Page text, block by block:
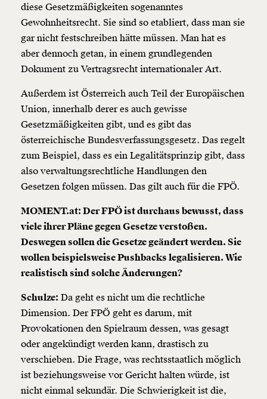
diese Gesetzmäßigkeiten sogenanntes
Gewohnheitsrecht. Sie sind so etabliert, dass man sie
gar nicht festschreiben hätte müssen. Man hat es
aber dennoch getan, in einem grundlegenden
Dokument zu Vertragsrecht internationaler Art.
Außerdem ist Österreich auch Teil der Europäischen
Union, innerhalb derer es auch gewisse
Gesetzmäßigkeiten gibt, und es gibt das
österreichische Bundesverfassungsgesetz. Das regelt
zum Beispiel, dass es ein Legalitätsprinzip gibt, dass
also verwaltungsrechtliche Handlungen den
Gesetzen folgen müssen. Das gilt auch für die FPÖ.
MOMENT.at: Der FPÖ ist durchaus bewusst, dass
viele ihrer Pläne gegen Gesetze verstoßen.
Deswegen sollen die Gesetze geändert werden. Sie
wollen beispielsweise Pushbacks legalisieren. Wie
realistisch sind solche Änderungen?
Schulze: Da geht es nicht um die rechtliche
Dimension. Der FPÖ geht es darum, mit
Provokationen den Spielraum dessen, was gesagt
oder angekündigt werden kann, drastisch zu
verschieben. Die Frage, was rechtsstaatlich möglich
ist beziehungsweise vor Gericht halten würde, ist
nicht einmal sekundär. Die Schwierigkeit ist die,